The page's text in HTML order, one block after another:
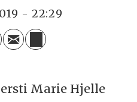
- 22:29
Marie Hjelle